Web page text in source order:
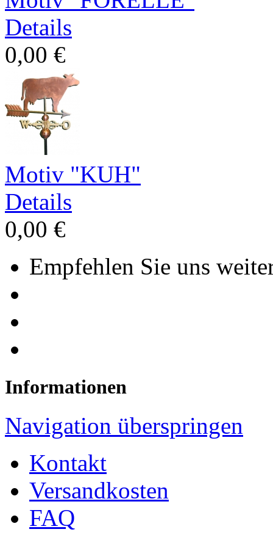
Details
0,00 €
Motiv "KUH"
Details
0,00 €
Empfehlen Sie uns
Informationen
Navigation überspringen
Kontakt
Versandkosten
FAQ